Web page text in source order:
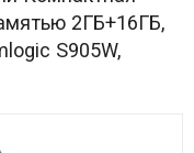
2ГБ+16ГБ,
S905W,